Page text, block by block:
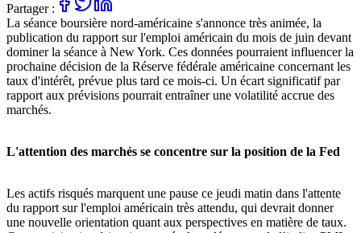
Partager :
La séance boursière nord-américaine s'annonce très animée, la
publication du rapport sur l'emploi américain du mois de juin devant
dominer la séance à New York. Ces données pourraient influencer la
prochaine décision de la Réserve fédérale américaine concernant les
taux d'intérêt, prévue plus tard ce mois-ci. Un écart significatif par
rapport aux prévisions pourrait entraîner une volatilité accrue des
marchés.
L'attention des marchés se concentre sur la position de la Fed
Les actifs risqués marquent une pause ce jeudi matin dans l'attente
du rapport sur l'emploi américain très attendu, qui devrait donner
une nouvelle orientation quant aux perspectives en matière de taux.